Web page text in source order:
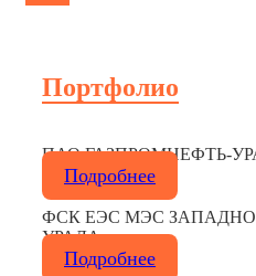
Портфолио
ПАО ГАЗПРОМНЕФТЬ-
Подробнее
ФСК ЕЭС МЭС
УРАЛА
Подробнее